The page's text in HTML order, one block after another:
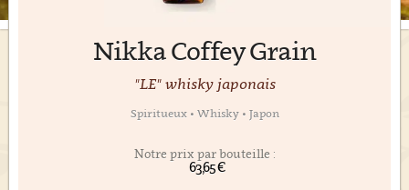
Nikka Coffey Grain
"LE" whisky japonais
Spiritueux • Whisky • Japon
Notre prix par bouteille :
63,65 €